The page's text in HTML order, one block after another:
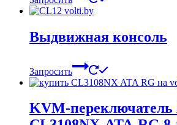
Выдвижная консоль
Запросить
KVM-переключатель